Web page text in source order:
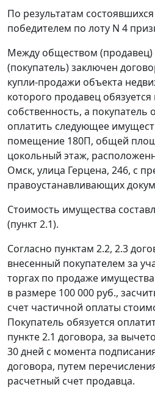
По результатам
победителем по лоту N 4
Между обществом
(покупатель) заключен
купли-продажи объекта
которого продавец
собственность, а покупатель
оплатить следующее
помещение 180П, общей
цокольный этаж,
Омск, улица Герцена, 246, с
правоустанавливающих
Стоимость имущества
(пункт 2.1).
Согласно пунктам 2.2, 2.3
внесенный покупателем за
торгах по продаже
в размере 100 000 руб.,
счет частичной оплаты
Покупатель обязуется
пункте 2.1 договора, за
30 дней с момента
договора, путем
расчетный счет продавца.